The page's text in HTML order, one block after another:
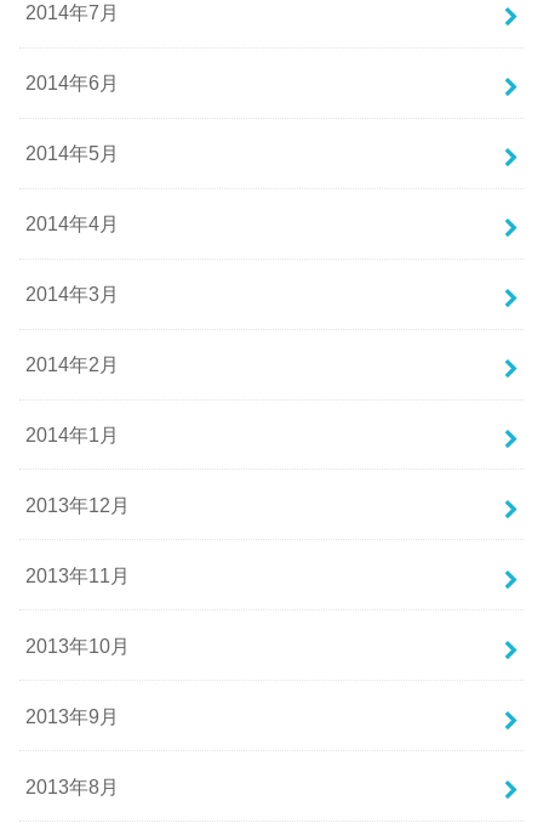
2014年7月
2014年6月
2014年5月
2014年4月
2014年3月
2014年2月
2014年1月
2013年12月
2013年11月
2013年10月
2013年9月
2013年8月